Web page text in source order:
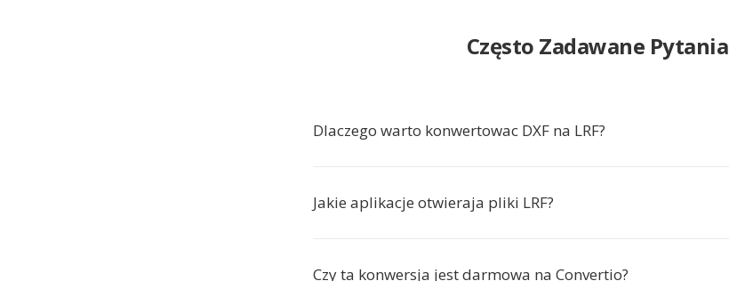
Często Zadawane Pytania
Dlaczego warto konwertowac DXF na LRF?
Jakie aplikacje otwieraja pliki LRF?
Czy ta konwersja jest darmowa na Convertio?